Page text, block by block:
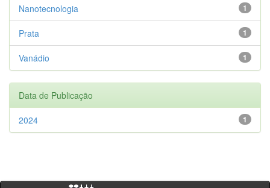
1
Nanotecnologia
1
Prata
1
Vanádio
Data de Publicação
1
2024